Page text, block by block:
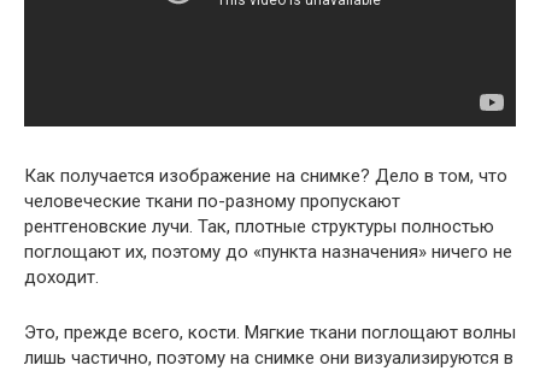
Как получается изображение на снимке? Дело в том, что
человеческие ткани по-разному пропускают
рентгеновские лучи. Так, плотные структуры полностью
поглощают их, поэтому до «пункта назначения» ничего не
доходит.
Это, прежде всего, кости. Мягкие ткани поглощают волны
лишь частично, поэтому на снимке они визуализируются в